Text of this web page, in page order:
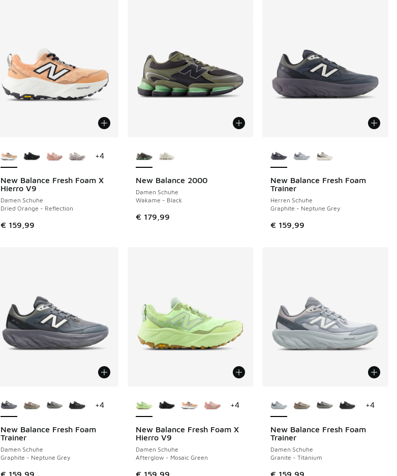
New Balance Fresh Foam X
Hierro V9
Damen Schuhe
Dried Orange - Reflection
€ 159,99
+4
New Balance 2000
Damen Schuhe
Wakame - Black
€ 179,99
New Balance Fresh Foam
Trainer
Herren Schuhe
Graphite - Neptune Grey
€ 159,99
New Balance Fresh Foam
Trainer
Damen Schuhe
Graphite - Neptune Grey
€ 159,99
+4
New Balance Fresh Foam X
Hierro V9
Damen Schuhe
Afterglow - Mosaic Green
€ 159,99
+4
New Balance Fresh Foam
Trainer
Damen Schuhe
Granite - Titanium
€ 159,99
+4